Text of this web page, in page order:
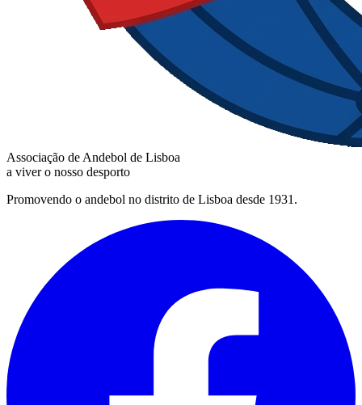
Associação de Andebol de Lisboa
a viver o nosso desporto
Promovendo o andebol no distrito de Lisboa desde 1931.